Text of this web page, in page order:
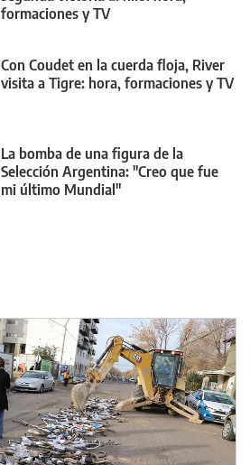
formaciones y TV
Con Coudet en la cuerda floja, River
visita a Tigre: hora, formaciones y TV
La bomba de una figura de la
Selección Argentina: "Creo que fue
mi último Mundial"